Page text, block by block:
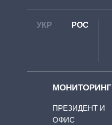
УКР РОС
МОНИТОРИНГ
ПРЕЗИДЕНТ И
ОФИС